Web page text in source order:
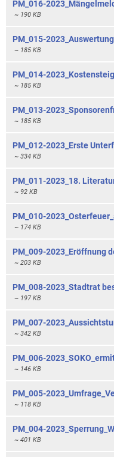
PM_016-
~ 190 KB
~ 185 KB
~ 185 KB
PM_013-
~ 185 KB
~ 334 KB
~ 92 KB
PM_010-
~ 174 KB
~ 203 KB
~ 197 KB
~ 342 KB
PM_006-
~ 146 KB
PM_005-
~ 118 KB
PM_004-
~ 401 KB